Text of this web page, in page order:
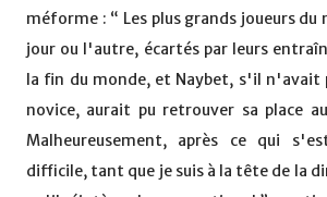
méforme : “ Les plus grands joueurs
jour ou l'autre, écartés par leurs
la fin du monde, et Naybet, s'il n'avait
novice, aurait pu retrouver sa place
Malheureusement, après ce qui
difficile, tant que je suis à la tête de la